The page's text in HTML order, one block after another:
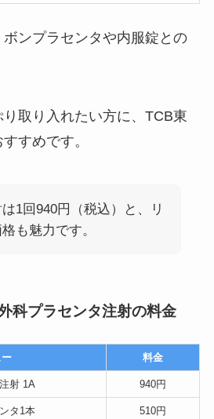
ンプラセンタや内服錠との
取り入れたい方に、TCB東
すめです。
1回940円（税込）と、リ
も魅力です。
科プラセンタ注射の料金
料金
射 1A 940円
タ1本 510円